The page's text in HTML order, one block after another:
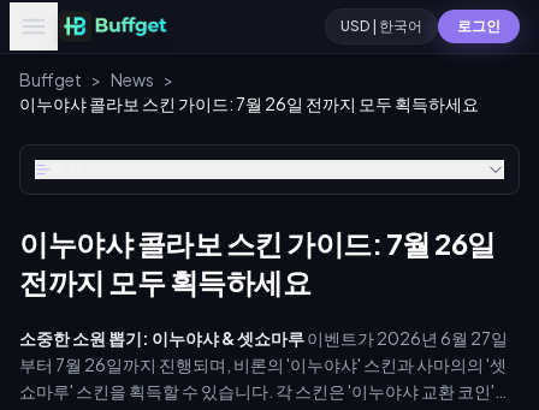
USD | 한국어 로그인
Buffget > News >
이누야샤 콜라보 스킨 가이드: 7월 26일 전까지 모두 획득하세요
이누야샤 콜라보 스킨 가이드: 7월 26일
전까지 모두 획득하세요
소중한 소원 뽑기: 이누야샤 & 셋쇼마루이벤트가 2026년 6월 27일
부터 7월 26일까지 진행되며, 비론의 '이누야샤' 스킨과 사마의의 '셋
쇼마루' 스킨을 획득할 수 있습니다. 각 스킨은 '이누야샤 교환 코인'